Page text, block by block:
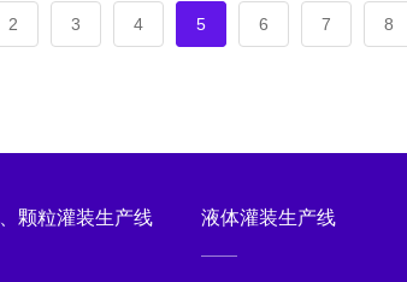
2 3 4 5 6 7 8
颗粒灌装生产线 液体灌装生产线